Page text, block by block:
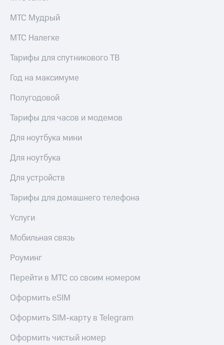
только
Безопасность
и родителям
Здоровье
от МТС
Акции
Приложения
КИОН
Строки
Гудок
Мой
приложения
Live
Гудок
Мой
приложения
Инвестиции
Получайте
онлайн
Страхование
Покупка
полисов
онлайн
на связь
Деньги
Откладывайте
и получайте
Акции
пополнения
МТС Мудрый
МТС Налегке
Тарифы для спутникового ТВ
Год на максимуме
Полугодовой
Тарифы для часов и модемов
Для ноутбука мини
Для ноутбука
Для устройств
Тарифы для домашнего телефона
Услуги
Мобильная связь
Роуминг
Перейти в МТС со своим номером
Оформить eSIM
Оформить SIM-карту в Telegram
Оформить чистый номер